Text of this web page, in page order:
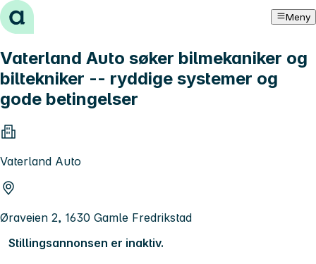
Hopp til innhold Meny
Vaterland Auto søker bilmekaniker og
biltekniker -- ryddige systemer og
gode betingelser
Vaterland Auto
Øraveien 2, 1630 Gamle Fredrikstad
Stillingsannonsen er inaktiv.